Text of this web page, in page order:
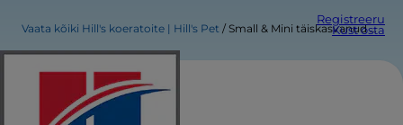
Registreeru
Kust osta
Vaata kõiki Hill's koeratoite | Hill's Pet Small & Mini täiskasvanud koerte toit